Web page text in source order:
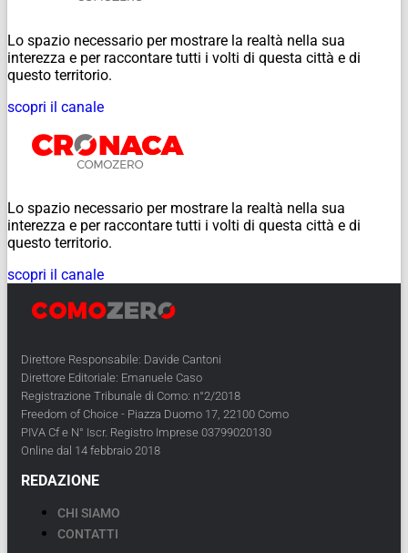
Lo spazio necessario per mostrare la realtà nella sua
interezza e per raccontare tutti i volti di questa città e di
questo territorio.
scopri il canale
Lo spazio necessario per mostrare la realtà nella sua
interezza e per raccontare tutti i volti di questa città e di
questo territorio.
scopri il canale
Direttore Responsabile: Davide Cantoni
Direttore Editoriale: Emanuele Caso
Registrazione Tribunale di Como: n°2/2018
Freedom of Choice - Piazza Duomo 17, 22100 Como
PIVA Cf e N° Iscr. Registro Imprese 03799020130
Online dal 14 febbraio 2018
REDAZIONE
CHI SIAMO
CONTATTI